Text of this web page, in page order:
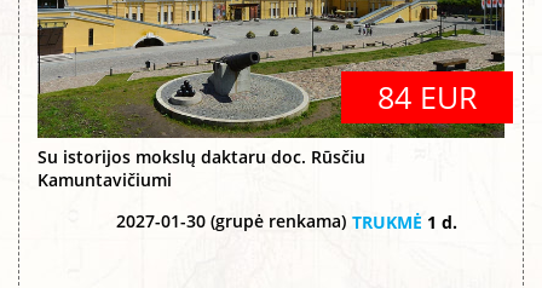
84 EUR
Su istorijos mokslų daktaru doc. Rūsčiu
Kamuntavičiumi
2027-01-30 (grupė renkama) TRUKMĖ 1 d.